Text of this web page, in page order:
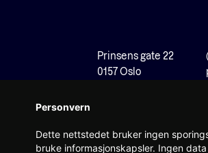
Prinsens gate 22
0157 Oslo
Personvern
Dette nettstedet bruker ingen
bruke informasjonskapsler. Ingen